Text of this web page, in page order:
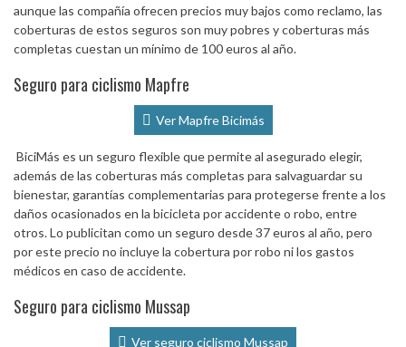
aunque las compañía ofrecen precios muy bajos como reclamo, las
coberturas de estos seguros son muy pobres y coberturas más
completas cuestan un mínimo de 100 euros al año.
Seguro para ciclismo Mapfre
Ver Mapfre Bicimás
BiciMás es un seguro flexible que permite al asegurado elegir,
además de las coberturas más completas para salvaguardar su
bienestar, garantías complementarias para protegerse frente a los
daños ocasionados en la bicicleta por accidente o robo, entre
otros. Lo publicitan como un seguro desde 37 euros al año, pero
por este precio no incluye la cobertura por robo ni los gastos
médicos en caso de accidente.
Seguro para ciclismo Mussap
Ver seguro ciclismo Mussap